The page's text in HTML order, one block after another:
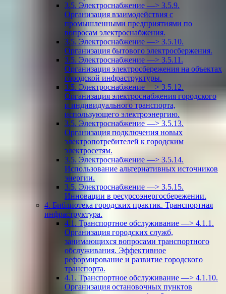
3.5. Электроснабжение —> 3.5.9.
Организация взаимодействия с
промышленными предприятиями по
вопросам электроснабжения.
3.5. Электроснабжение —> 3.5.10.
Организация бытового электросбержения.
3.5. Электроснабжение —> 3.5.11.
Организация электросбережения на объектах
городской инфраструктуры.
3.5. Электроснабжение —> 3.5.12.
Организация электроснабжения городского
и индивидуального транспорта,
использующего электроэнергию.
3.5. Электроснабжение —> 3.5.13.
Организация подключения новых
электропотребителей к городским
электросетям.
3.5. Электроснабжение —> 3.5.14.
Использование альтернативных источников
энергии.
3.5. Электроснабжение —> 3.5.15.
Инновации в ресурсоэнергосбережении.
4. Библиотека городских практик. Транспортная
инфраструктура.
4.1. Транспортное обслуживание —> 4.1.1.
Организация городских служб,
занимающихся вопросами транспортного
обслуживания. Эффективное
реформирование и развитие городского
транспорта.
4.1. Транспортное обслуживание —> 4.1.10.
Организация остановочных пунктов